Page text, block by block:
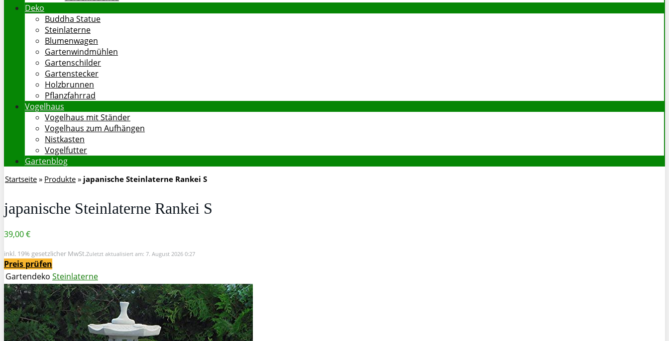
Deko
Buddha Statue
Steinlaterne
Blumenwagen
Gartenwindmühlen
Gartenschilder
Gartenstecker
Holzbrunnen
Pflanzfahrrad
Vogelhaus
Vogelhaus mit Ständer
Vogelhaus zum Aufhängen
Nistkasten
Vogelfutter
Gartenblog
Startseite » Produkte » japanische Steinlaterne Rankei S
japanische Steinlaterne Rankei S
39,00 €
inkl. 19% gesetzlicher MwSt.Zuletzt aktualisiert am: 7. August 2026 0:27
Preis prüfen
Gartendeko Steinlaterne